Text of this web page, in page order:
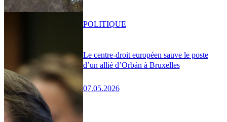
Le centre-droit européen sauve le poste
d’un allié d’Orbán à Bruxelles
07.05.2026
POLITIQUE